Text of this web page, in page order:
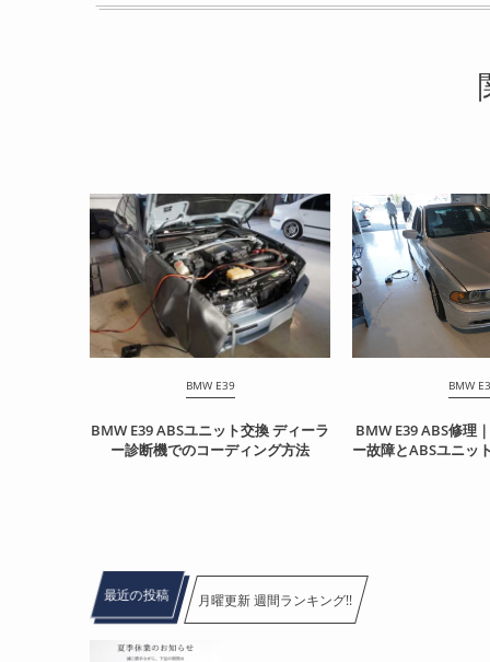
BMW E39
BMW E39 ABSユニット交換 ディーラ
ー診断機でのコーディング方法
BMW
BMW E39 ABS修理
ー故障とABSユニッ
最近の投稿 月曜更新 週間ランキング!!